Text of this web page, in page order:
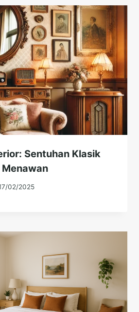
Sentuhan Klasik
02/2025